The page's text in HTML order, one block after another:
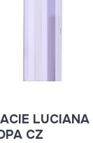
LUCIANA 80X200
PLNÉ HOPA CZ